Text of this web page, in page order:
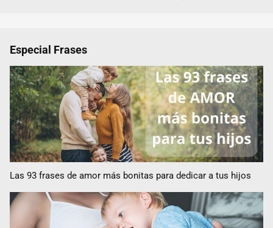
Especial Frases
Las 93 frases de amor más bonitas para dedicar a tus hijos